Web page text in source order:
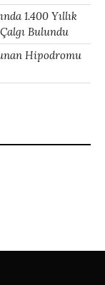
1.400 Yıllık
Bulundu
Hipodromu